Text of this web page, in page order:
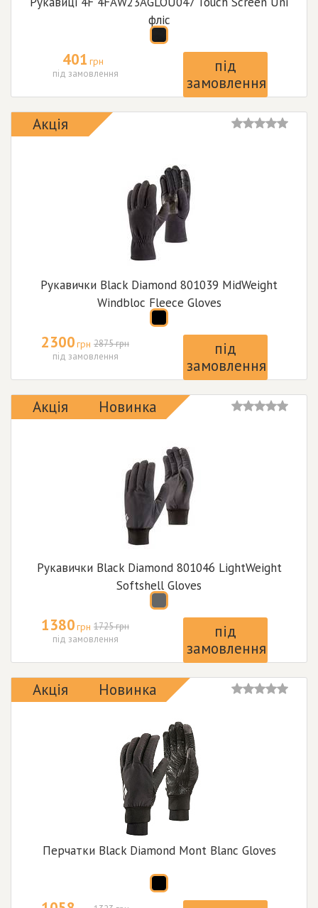
фліс
401 грн
під замовлення
під
замовлення
Акція
Рукавички Black Diamond 801039 MidWeight
Windbloc Fleece Gloves
2300грн 2875 грн
під замовлення
під
замовлення
Акція Новинка
Рукавички Black Diamond 801046 LightWeight
Softshell Gloves
1380грн 1725 грн
під замовлення
під
замовлення
Акція Новинка
Перчатки Black Diamond Mont Blanc Gloves